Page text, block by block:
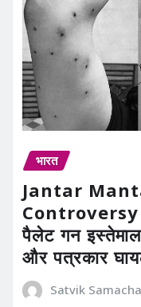
भारत
Jantar
Controversy
पैलेट गन इस्तेमाल
और पत्रकार
Satvik